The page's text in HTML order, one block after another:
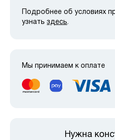
Подробнее об условиях
узнать здесь.
Мы принимаем к оплате
Нужна